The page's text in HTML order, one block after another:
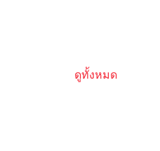
ดูทั้งหมด